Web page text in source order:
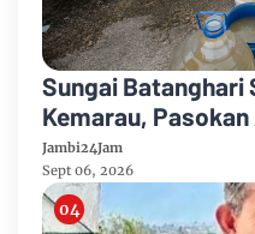
Sungai Batanghari
Kemarau,
Mayang Jambi Keruh
Jambi24Jam
Sept 06, 2026